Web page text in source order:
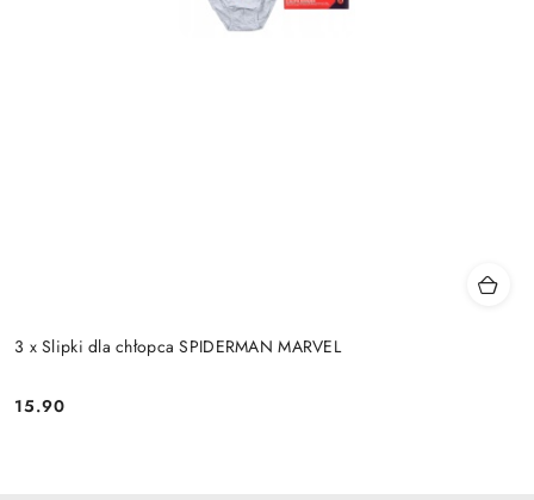
3 x Slipki dla chłopca SPIDERMAN MARVEL
Cena:
15.90